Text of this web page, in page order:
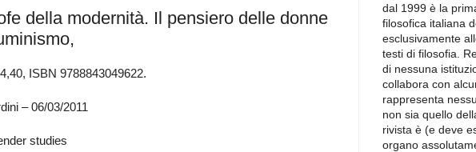
della modernità. Il pensiero delle donne
ISBN 9788843049622.
– 06/03/2011
studies
dal 1999 è la
filosofica italiana
esclusivamente
testi di filosofia.
di nessuna
collabora con
rappresenta
non sia quello
rivista è (e deve
organo